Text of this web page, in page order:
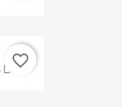
LA...
favorite_border